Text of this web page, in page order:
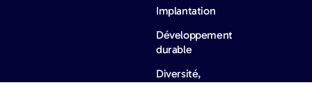
Implantation
Développement
durable
Diversité,